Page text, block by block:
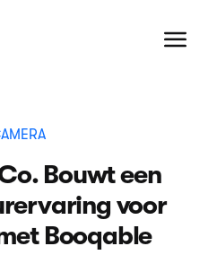
Bouwt een
voor
Booqable